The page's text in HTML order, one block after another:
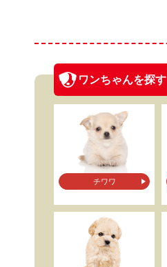
ワンちゃんを探す
チワワ